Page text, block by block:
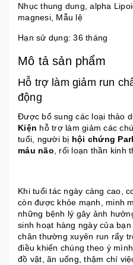
Nhục thung dung, alpha
magnesi, Mẫu lệ
Hạn sử dụng: 36 tháng
Mô tả sản phẩm
Hỗ trợ làm giảm run
động
Được bổ sung các loại thảo
Kiện hỗ trợ làm giảm các
tuổi, người bị hội chứng
máu não , rối loạn thần kinh
Khi tuổi tác ngày càng cao,
còn được khỏe mạnh, minh
những bệnh lý gây ảnh
sinh hoạt hàng ngày của
chân thường xuyên run rẩy
điều khiển chúng theo ý
đồ vật, ăn uống, thậm chí